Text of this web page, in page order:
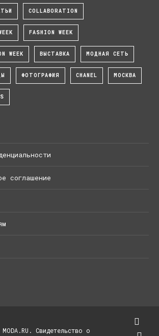
COLLABORATION
FASHION WEEK
WEEK ВЫСТАВКА МОДНАЯ СЕТЬ
ФОТОГРАФИЯ CHANEL МОСКВА
соглашение
Свидетельство о